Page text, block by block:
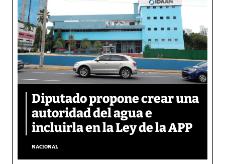
Diputado propone crear una
autoridad del agua e
incluirla en la Ley de la APP
NACIONAL